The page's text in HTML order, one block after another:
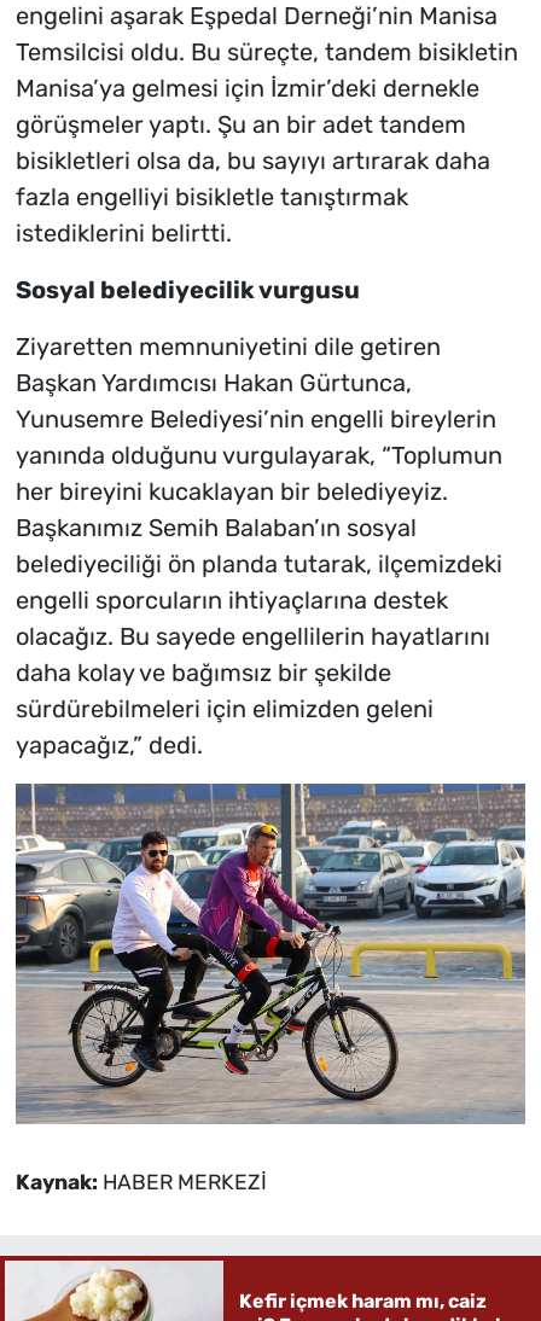
engelini aşarak Eşpedal Derneği’nin Manisa
Temsilcisi oldu. Bu süreçte, tandem bisikletin
Manisa’ya gelmesi için İzmir’deki dernekle
görüşmeler yaptı. Şu an bir adet tandem
bisikletleri olsa da, bu sayıyı artırarak daha
fazla engelliyi bisikletle tanıştırmak
istediklerini belirtti.
Sosyal belediyecilik vurgusu
Ziyaretten memnuniyetini dile getiren
Başkan Yardımcısı Hakan Gürtunca,
Yunusemre Belediyesi’nin engelli bireylerin
yanında olduğunu vurgulayarak, “Toplumun
her bireyini kucaklayan bir belediyeyiz.
Başkanımız Semih Balaban’ın sosyal
belediyeciliği ön planda tutarak, ilçemizdeki
engelli sporcuların ihtiyaçlarına destek
olacağız. Bu sayede engellilerin hayatlarını
daha kolay ve bağımsız bir şekilde
sürdürebilmeleri için elimizden geleni
yapacağız,” dedi.
Kaynak: HABER MERKEZİ
Kefir içmek haram mı, caiz